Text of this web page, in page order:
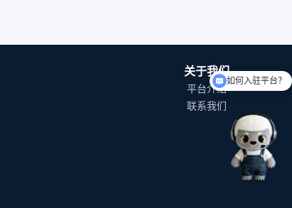
关于我们
平台介绍
联系我们
可以介绍下你们的产品么